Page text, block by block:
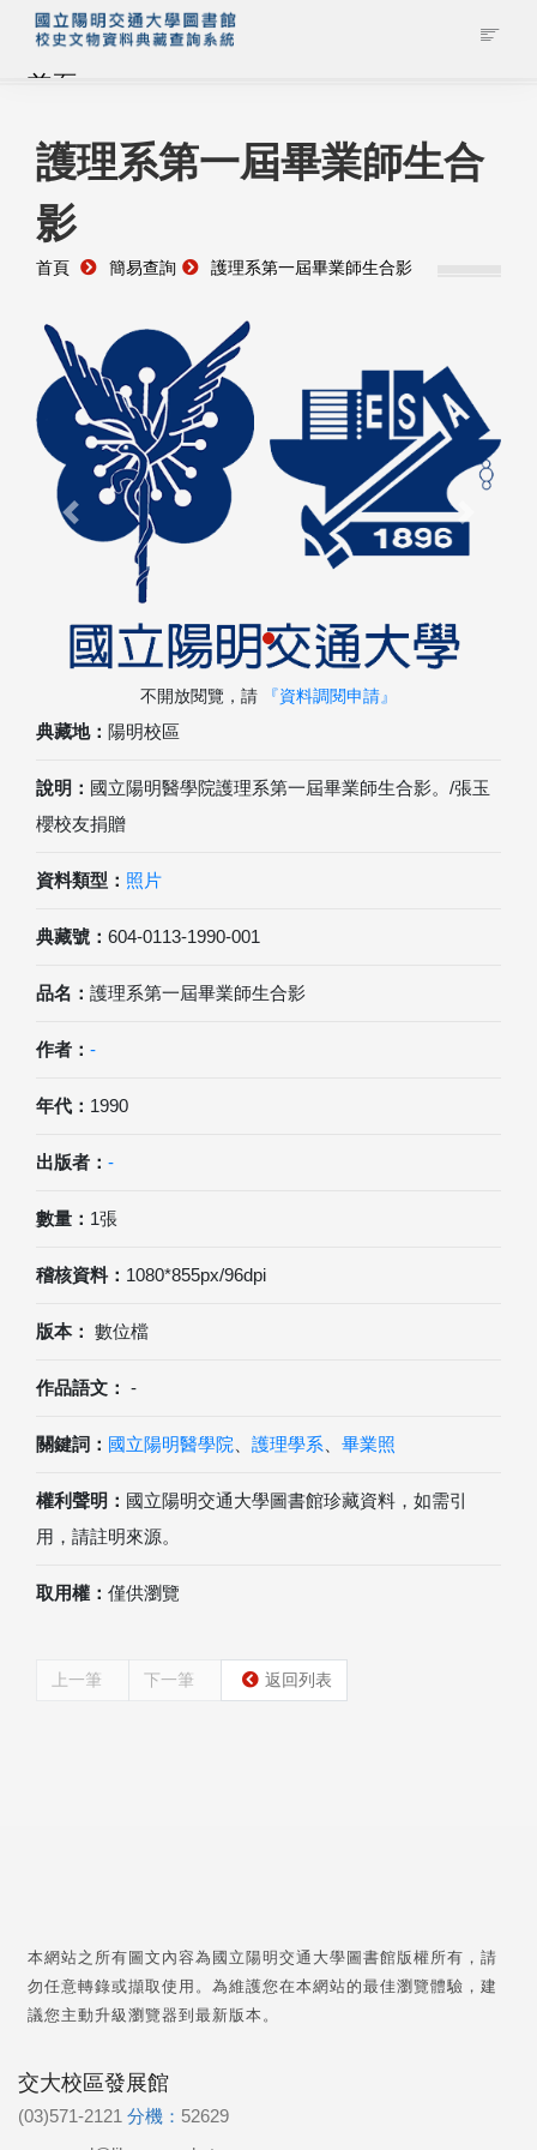
首頁
藏品查詢
校史館簡介
藏品清單全覽
資料調閱申請
管理者登入
護理系第一屆畢業師生合
影
首頁 簡易查詢 護理系第一屆畢業師生合影
典藏地： 陽明校區
說明： 國立陽明醫學院護理系第一屆畢業師生合影。/張玉
櫻校友捐贈
資料類型： 照片
典藏號： 604-0113-1990-001
品名： 護理系第一屆畢業師生合影
作者： -
年代： 1990
出版者： -
數量： 1張
稽核資料： 1080*855px/96dpi
版本： 數位檔
作品語文： -
關鍵詞： 國立陽明醫學院 護理學系 畢業照
權利聲明： 國立陽明交通大學圖書館珍藏資料，如需引
用，請註明來源。
取用權： 僅供瀏覽
上一筆 下一筆 返回列表
Previous Next
不開放閱覽，請 『資料調閱申請』
本網站之所有圖文內容為國立陽明交通大學圖書館版權所有，請
勿任意轉錄或擷取使用。為維護您在本網站的最佳瀏覽體驗，建
議您主動升級瀏覽器到最新版本。
交大校區發展館
(03)571-2121 分機： 52629